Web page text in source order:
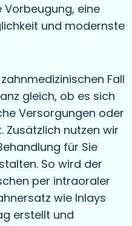
eine
und modernste
Fall
gleich, ob es sich
Versorgungen oder
Zusätzlich nutzen wir
für Sie
So wird der
per intraoraler
wie Inlays
erstellt und